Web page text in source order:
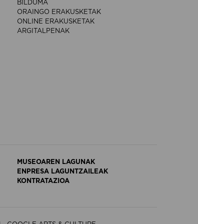
BILDUMA
ORAINGO ERAKUSKETAK
ONLINE ERAKUSKETAK
ARGITALPENAK
MUSEOAREN LAGUNAK
ENPRESA LAGUNTZAILEAK
KONTRATAZIOA